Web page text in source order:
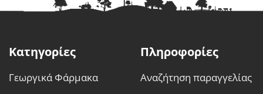
Κατηγορίες
Γεωργικά Φάρμακα
Πληροφορίες
Αναζήτηση παραγγελίας